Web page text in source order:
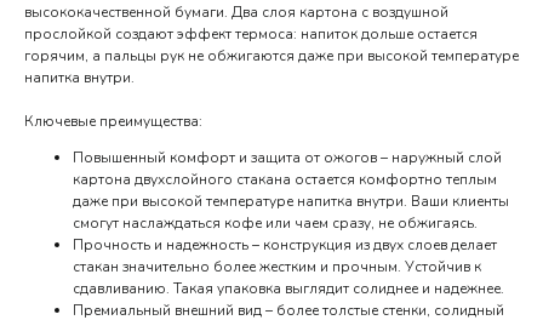
высококачественной бумаги. Два слоя картона с воздушной
прослойкой создают эффект термоса: напиток дольше остается
горячим, а пальцы рук не обжигаются даже при высокой температуре
напитка внутри.
Ключевые преимущества:
Повышенный комфорт и защита от ожогов – наружный слой
картона двухслойного стакана остается комфортно теплым
даже при высокой температуре напитка внутри. Ваши клиенты
смогут наслаждаться кофе или чаем сразу, не обжигаясь.
Прочность и надежность – конструкция из двух слоев делает
стакан значительно более жестким и прочным. Устойчив к
сдавливанию. Такая упаковка выглядит солиднее и надежнее.
Премиальный внешний вид – более толстые стенки, солидный